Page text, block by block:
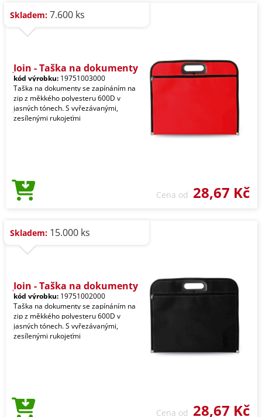
Skladem: 7.600 ks
Join - Taška na dokumenty
kód výrobku: 19751003000
Taška na dokumenty se zapínáním na
zip z měkkého polyesteru 600D v
jasných tónech. S vyřezávanými,
zesílenými rukojeťmi
Cena od 28,67 Kč
Skladem: 15.000 ks
Join - Taška na dokumenty
kód výrobku: 19751002000
Taška na dokumenty se zapínáním na
zip z měkkého polyesteru 600D v
jasných tónech. S vyřezávanými,
zesílenými rukojeťmi
Cena od 28,67 Kč